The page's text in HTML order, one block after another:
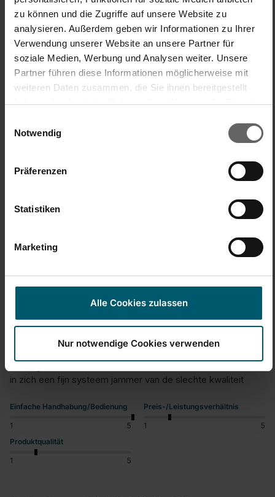
zu können und die Zugriffe auf unsere Website zu
analysieren. Außerdem geben wir Informationen zu Ihrer
Verwendung unserer Website an unsere Partner für
soziale Medien, Werbung und Analysen weiter. Unsere
Partner führen diese Informationen möglicherweise mit
weiteren Daten zusammen, die Sie ihnen bereitgestellt
haben oder die sie im Rahmen Ihrer Nutzung der Dienste
Cookies, wenn Sie unsere Webseite weiterhin nutzen.
Notwendig
Präferenzen
Statistiken
Marketing
Alle Cookies zulassen
Nur notwendige Cookies verwenden
Nochmals vielen Dank für dein Feedback und entschuldige
die Unannehmlichkeiten, die dir entstanden sind.
Viele Grüße
Leifheit Team,Kim
Leamontforts
slecht materiaal
Ersatzteil Bodenplatte CLEAN TWIST M Ergo
in zich een fijn systeem jammer van de slechte kwaliteit
Einfache Handhabung/Bedienung
1 5
Preis-/Leistungsverhältnis
1
5
Produktqualität
1 5